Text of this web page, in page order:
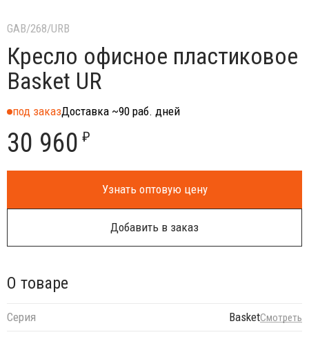
GAB/268/URB
Кресло офисное пластиковое
Basket UR
под заказДоставка ~90 раб. дней
30 960 ₽
Узнать оптовую цену
Добавить в заказ
О товаре
Серия BasketСмотреть